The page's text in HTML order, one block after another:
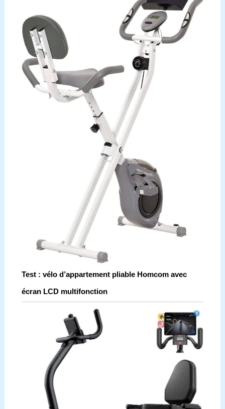
Test : vélo d’appartement pliable Homcom avec
écran LCD multifonction